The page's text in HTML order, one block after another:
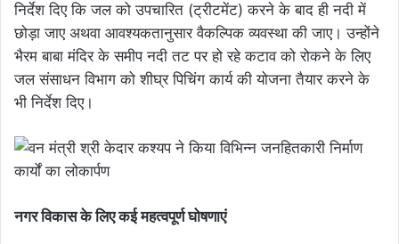
निर्देश दिए कि जल को उपचारित (ट्रीटमेंट) करने के बाद ही नदी में
छोड़ा जाए अथवा आवश्यकतानुसार वैकल्पिक व्यवस्था की जाए। उन्होंने
भैरम बाबा मंदिर के समीप नदी तट पर हो रहे कटाव को रोकने के लिए
जल संसाधन विभाग को शीघ्र पिचिंग कार्य की योजना तैयार करने के
भी निर्देश दिए।
नगर विकास के लिए कई महत्वपूर्ण घोषणाएं